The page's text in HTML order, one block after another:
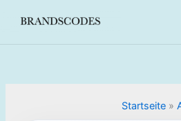
Startseite»